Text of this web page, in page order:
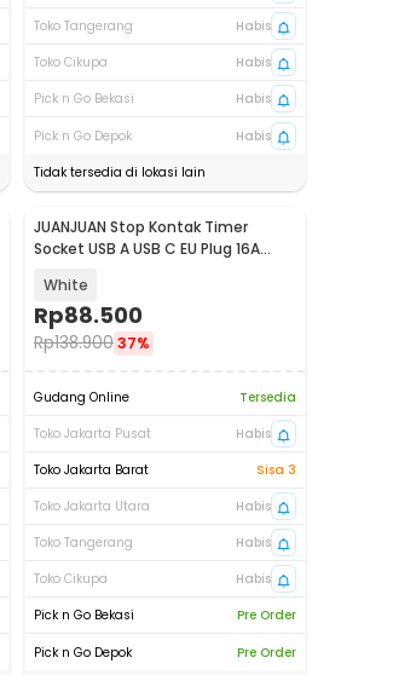
Toko Tangerang
Habis
Toko Cikupa
Habis
Pick n Go Bekasi
Habis
Pick n Go Depok
Habis
Tidak tersedia di lokasi lain
JUANJUAN Stop Kontak Timer
Socket USB A USB C EU Plug 16A
White
Rp88.500
Rp138.90037%
Gudang Online
Tersedia
Toko Jakarta Pusat
Habis
Toko Jakarta Barat
Sisa 3
Toko Jakarta Utara
Habis
Toko Tangerang
Habis
Toko Cikupa
Habis
Pick n Go Bekasi
Pre Order
Pick n Go Depok Pre Order